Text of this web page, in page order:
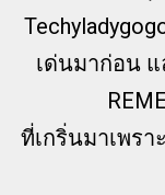
เด่นมาก่อน
ที่เกริ่นมาเพร